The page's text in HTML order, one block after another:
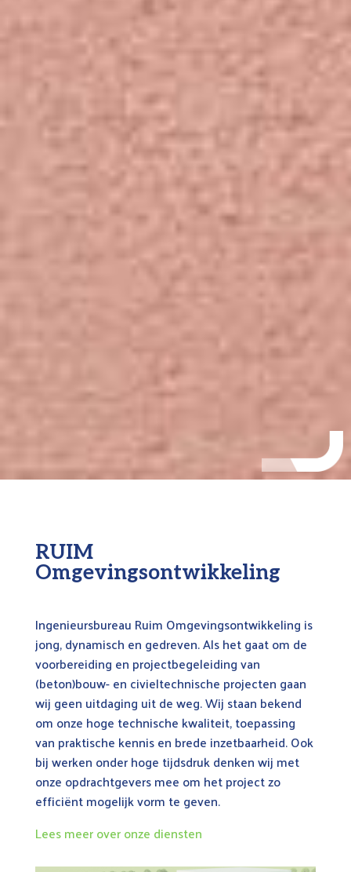
RUIM
Omgevingsontwikkeling
Ingenieursbureau Ruim Omgevingsontwikkeling is
jong, dynamisch en gedreven. Als het gaat om de
voorbereiding en projectbegeleiding van
(beton)bouw- en civieltechnische projecten gaan
wij geen uitdaging uit de weg. Wij staan bekend
om onze hoge technische kwaliteit, toepassing
van praktische kennis en brede inzetbaarheid. Ook
bij werken onder hoge tijdsdruk denken wij met
onze opdrachtgevers mee om het project zo
efficiënt mogelijk vorm te geven.
Lees meer over onze diensten